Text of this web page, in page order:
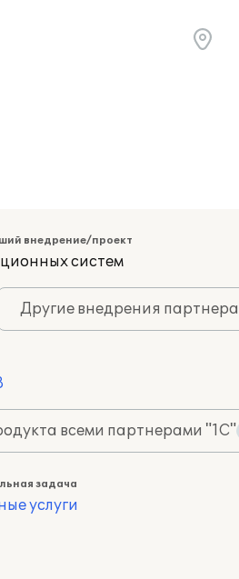
внедрение/проект
систем
Другие внедрения партнера
всеми партнерами "1С"
задача
услуги